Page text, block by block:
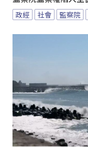
政經 社會 監察院